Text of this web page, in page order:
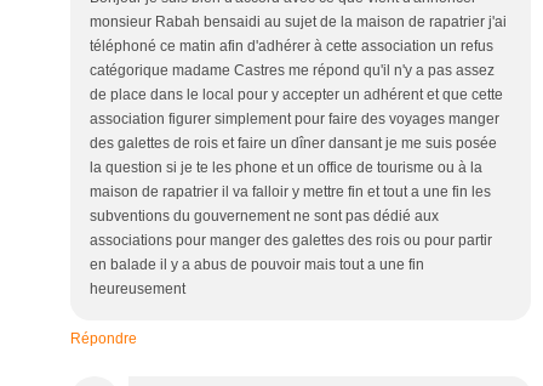
monsieur Rabah bensaidi au sujet de la maison de rapatrier j'ai
téléphoné ce matin afin d'adhérer à cette association un refus
catégorique madame Castres me répond qu'il n'y a pas assez
de place dans le local pour y accepter un adhérent et que cette
association figurer simplement pour faire des voyages manger
des galettes de rois et faire un dîner dansant je me suis posée
la question si je te les phone et un office de tourisme ou à la
maison de rapatrier il va falloir y mettre fin et tout a une fin les
subventions du gouvernement ne sont pas dédié aux
associations pour manger des galettes des rois ou pour partir
en balade il y a abus de pouvoir mais tout a une fin
heureusement
Répondre